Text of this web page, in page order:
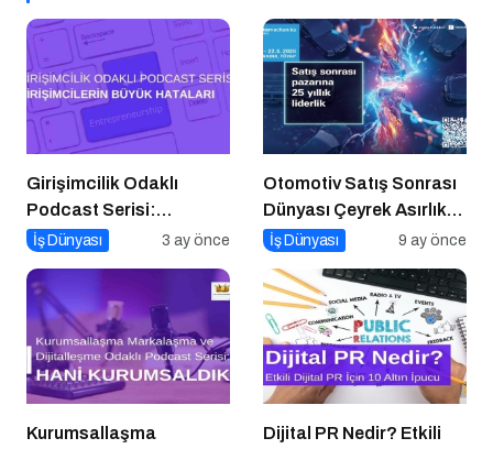
Girişimcilik Odaklı
Podcast Serisi:
Girişimcilerin Büyük
İş Dünyası 3 ay önce
Otomotiv Satış Sonrası
Dünyası Çeyrek Asırlık
Zirve İçin İstanbul’da
İş Dünyası 9 ay önce
Kurumsallaşma
Dijital PR Nedir? Etkili